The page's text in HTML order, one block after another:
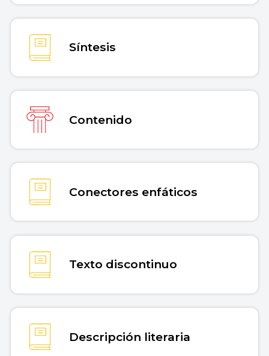
Síntesis
Contenido
Conectores enfáticos
Texto discontinuo
Descripción literaria